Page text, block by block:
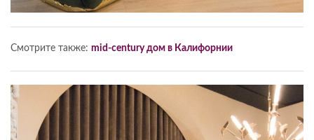
Смотрите также: mid-century дом в Калифорнии